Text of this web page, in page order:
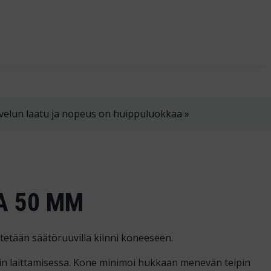
laatu ja nopeus on huippuluokkaa »
50 MM
säätöruuvilla kiinni koneeseen.
Kone minimoi hukkaan menevän teipin